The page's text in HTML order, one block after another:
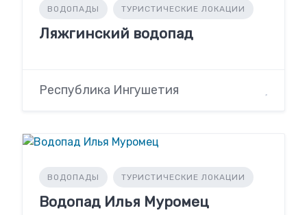
ВОДОПАДЫ ТУРИСТИЧЕСКИЕ ЛОКАЦИИ
Ляжгинский водопад
Республика Ингушетия
ВОДОПАДЫ ТУРИСТИЧЕСКИЕ ЛОКАЦИИ
Водопад Илья Муромец